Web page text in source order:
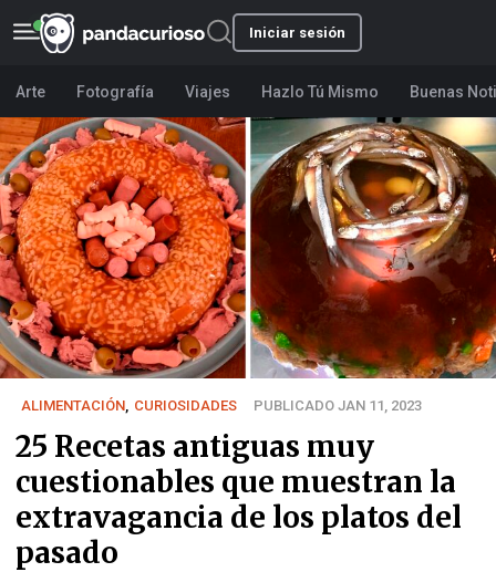
Iniciar sesión
Arte Fotografía Viajes Hazlo Tú Mismo Buenas
ALIMENTACIÓN CURIOSIDADES PUBLICADO JAN 11, 2023
25 Recetas antiguas muy
cuestionables que muestran la
extravagancia de los platos del
pasado